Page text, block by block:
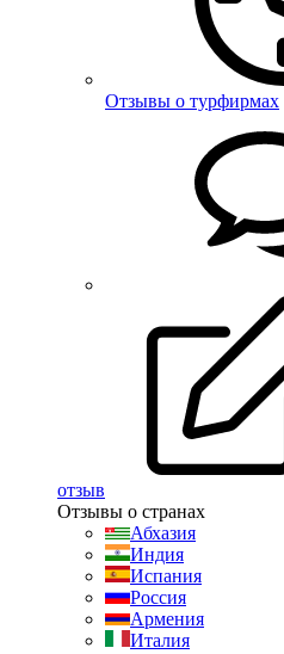
Отзывы о турфирмах
отзыв
Отзывы о странах
Абхазия
Индия
Испания
Россия
Армения
Италия